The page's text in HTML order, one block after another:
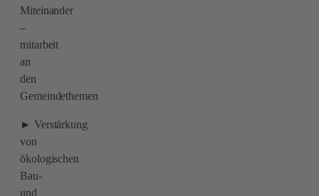
Miteinander
–
mitarbeit
an
den
Gemeindethemen
► Verstärkung
von
ökologischen
Bau-
und